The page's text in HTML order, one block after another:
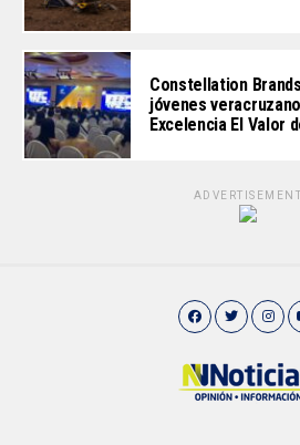
Constellation
jóvenes
Excelencia El Valor
ADVERTISEMENT